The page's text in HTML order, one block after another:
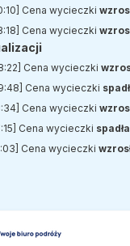
Cena wycieczki
Cena wycieczki
Cena wycieczki
Cena wycieczki
Cena wycieczki
Cena wycieczki spadła
Cena wycieczki